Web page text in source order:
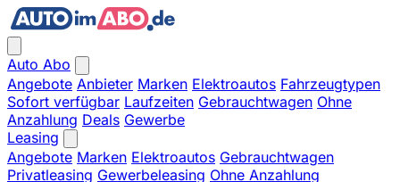
Auto Abo
Angebote Anbieter Marken Elektroautos Fahrzeugtypen
Sofort verfügbar Laufzeiten Gebrauchtwagen Ohne
Anzahlung Deals Gewerbe
Leasing
Angebote Marken Elektroautos Gebrauchtwagen
Privatleasing Gewerbeleasing Ohne Anzahlung